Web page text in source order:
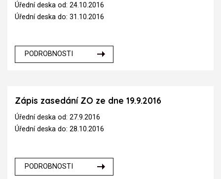
Úřední deska od: 24.10.2016
Úřední deska do: 31.10.2016
PODROBNOSTI
Zápis zasedání ZO ze dne 19.9.2016
Úřední deska od: 27.9.2016
Úřední deska do: 28.10.2016
PODROBNOSTI